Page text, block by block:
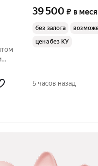
39 500 ₽ в
без залога
цена без КУ
5 часов назад